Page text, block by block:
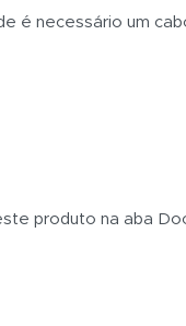
é necessário um
produto na aba